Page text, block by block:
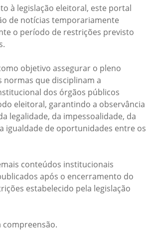
à legislação eleitoral, este portal
de notícias temporariamente
o período de restrições previsto
objetivo assegurar o pleno
normas que disciplinam a
dos órgãos públicos
eleitoral, garantindo a observância
legalidade, da impessoalidade, da
igualdade de oportunidades entre os
conteúdos institucionais
após o encerramento do
estabelecido pela legislação
compreensão.